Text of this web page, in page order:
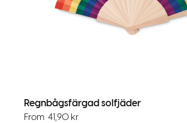
Regnbågsfärgad solfjäder
From 41,90 kr